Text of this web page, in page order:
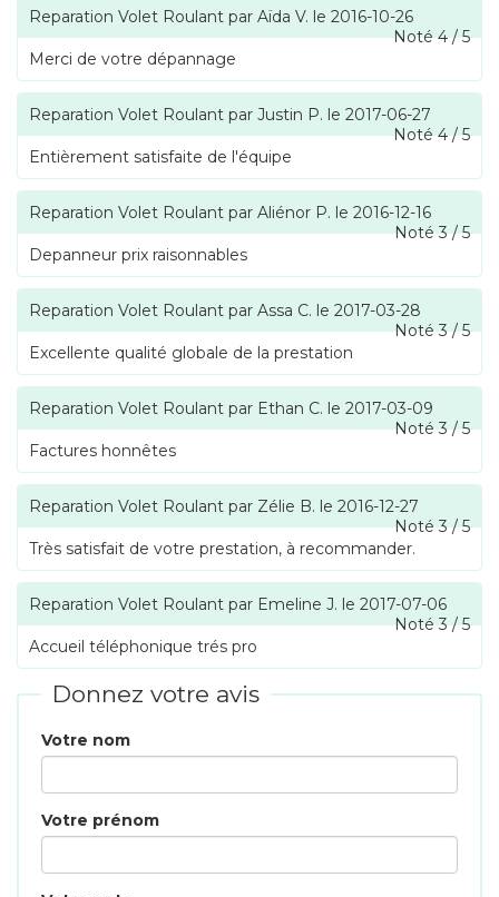
Reparation Volet Roulant par Aïda V. le 2016-10-26
Noté4/5
Merci de votre dépannage
Reparation Volet Roulant par Justin P. le 2017-06-27
Noté4/5
Entièrement satisfaite de l'équipe
Reparation Volet Roulant par Aliénor P. le 2016-12-16
Noté3/5
Depanneur prix raisonnables
Reparation Volet Roulant par Assa C. le 2017-03-28
Noté3/5
Excellente qualité globale de la prestation
Reparation Volet Roulant par Ethan C. le 2017-03-09
Noté3/5
Factures honnêtes
Reparation Volet Roulant par Zélie B. le 2016-12-27
Noté3/5
Très satisfait de votre prestation, à recommander.
Reparation Volet Roulant par Emeline J. le 2017-07-06
Noté3/5
Accueil téléphonique trés pro
Donnez votre avis
Votre nom
Votre prénom